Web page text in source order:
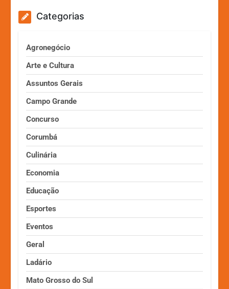
Categorias
Agronegócio
Arte e Cultura
Assuntos Gerais
Campo Grande
Concurso
Corumbá
Culinária
Economia
Educação
Esportes
Eventos
Geral
Ladário
Mato Grosso do Sul